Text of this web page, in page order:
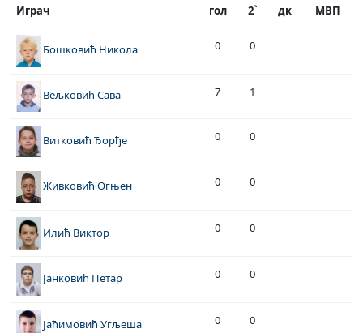
Играч гол 2` дк МВП
Бошковић Никола 0 0
Вељковић Сава 7 1
Витковић Ђорђе 0 0
Живковић Огњен 0 0
Илић Виктор 0 0
Јанковић Петар 0 0
Јаћимовић Угљеша 0 0